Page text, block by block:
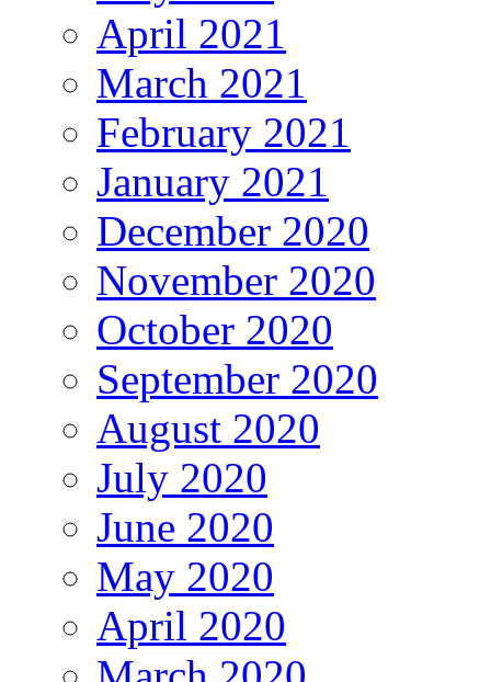
April 2021
March 2021
February 2021
January 2021
December 2020
November 2020
October 2020
September 2020
August 2020
July 2020
June 2020
May 2020
April 2020